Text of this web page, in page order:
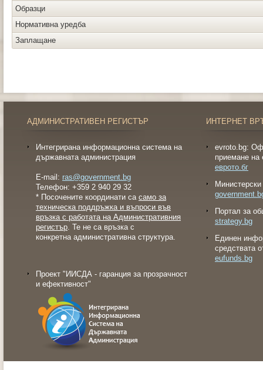
Образци
Нормативна уредба
Заплащане
АДМИНИСТРАТИВЕН РЕГИСТЪР
Интегрирана информационна система на
държавната администрация
E-mail: ras@government.bg
Телефон: +359 2 940 29 32
* Посочените координати са само за
техническа поддръжка и въпроси във
връзка с работата на Административния
регистър. Те не са връзка с
конкретна административна структура.
Проект "ИИСДА - гаранция за прозрачност
и ефективност"
ИНТЕРНЕТ
evroto.bg:
приемане на
еврото.бг
Портал за
strategy.bg
Eдинен
средствата
eufunds.bg